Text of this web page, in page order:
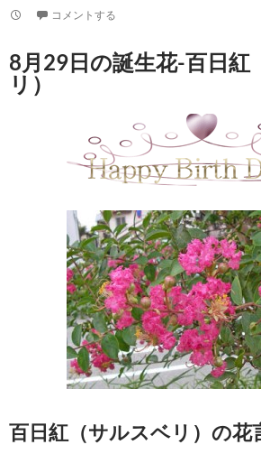
コメントする
8月29日の誕生花-百日紅
リ）
百日紅（サルスベリ）の花